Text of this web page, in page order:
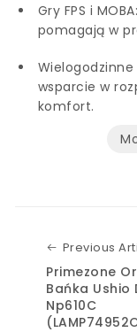
Gry FPS i
pomagają w
wsparcie w
komfort.
Previous
Primezone
Bańka Ushio
Np610C